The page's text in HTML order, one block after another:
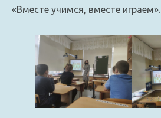
«Вместе учимся, вместе играем».